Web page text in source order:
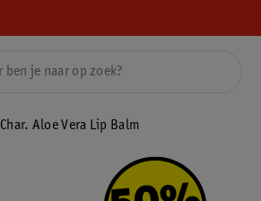
Char. Aloe Vera Lip Balm